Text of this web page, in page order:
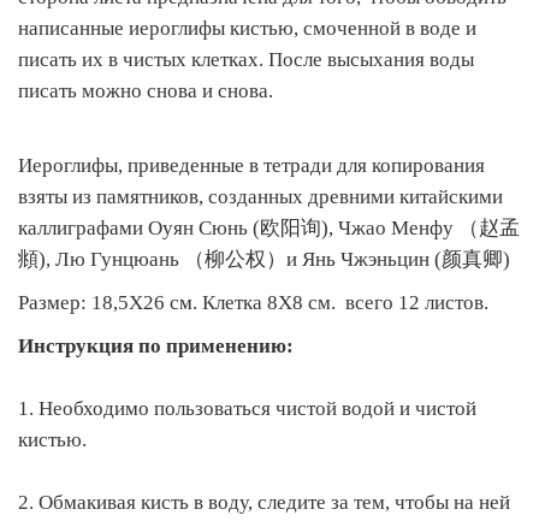
написанные иероглифы кистью, смоченной в воде и
писать их в чистых клетках. После высыхания воды
писать можно снова и снова.
Иероглифы, приведенные в тетради для копирования
взяты из памятников, созданных древними китайскими
каллиграфами Оуян Сюнь (欧阳询), Чжао Менфу （赵孟
頫), Лю Гунцюань （柳公权）и Янь Чжэньцин (颜真卿)
Размер: 18,5Х26 см. Клетка 8Х8 см. всего 12 листов.
Инструкция по применению:
1. Необходимо пользоваться чистой водой и чистой
кистью.
2. Обмакивая кисть в воду, следите за тем, чтобы на ней